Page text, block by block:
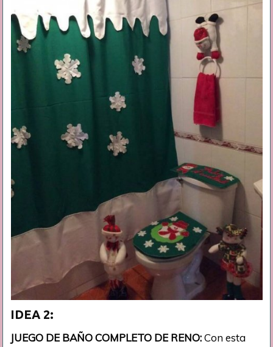
IDEA 2:
JUEGO DE BAÑO COMPLETO DE RENO:Con esta